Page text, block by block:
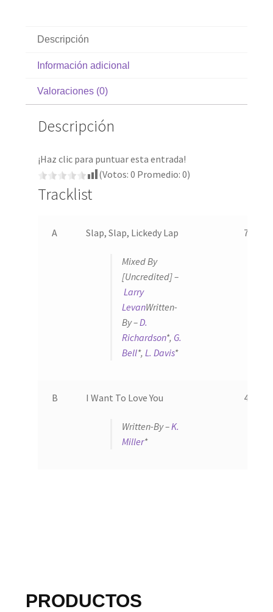
Descripción
Información adicional
Valoraciones (0)
Descripción
¡Haz clic para puntuar esta entrada!
(Votos: 0 Promedio: 0)
Tracklist
A Slap, Slap, Lickedy Lap
Mixed By
[Uncredited] –
Larry
LevanWritten-
By –D.
Richardson*, G.
Bell*, L. Davis*
7:16
B I Want To Love You
Written-By –K.
Miller*
4:10
PRODUCTOS